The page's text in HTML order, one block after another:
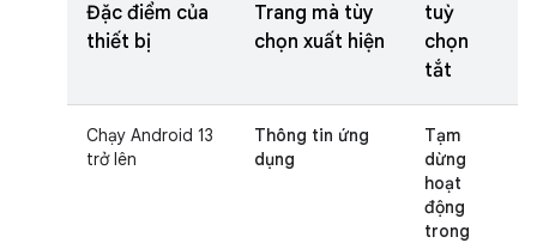
Đặc điểm của
thiết bị
Trang mà tùy
chọn xuất hiện
tuỳ
chọn
tắt
Chạy Android 13
trở lên
Thông tin ứng
dụng
Tạm
dừng
hoạt
động
trong